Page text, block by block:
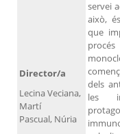
servei
això,
que
dels
les
Director/a
Lecina Veciana,
Martí
Pascual, Núria